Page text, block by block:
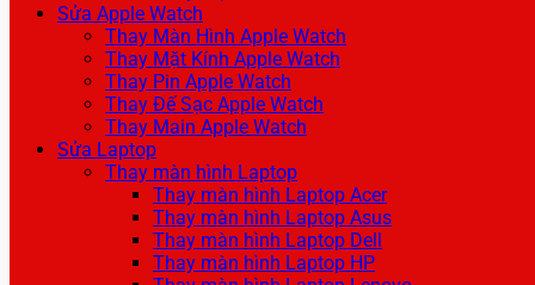
Sửa Apple Watch
Thay Màn Hình Apple Watch
Thay Mặt Kính Apple Watch
Thay Pin Apple Watch
Thay Đế Sạc Apple Watch
Thay Main Apple Watch
Sửa Laptop
Thay màn hình Laptop
Thay màn hình Laptop Acer
Thay màn hình Laptop Asus
Thay màn hình Laptop Dell
Thay màn hình Laptop HP